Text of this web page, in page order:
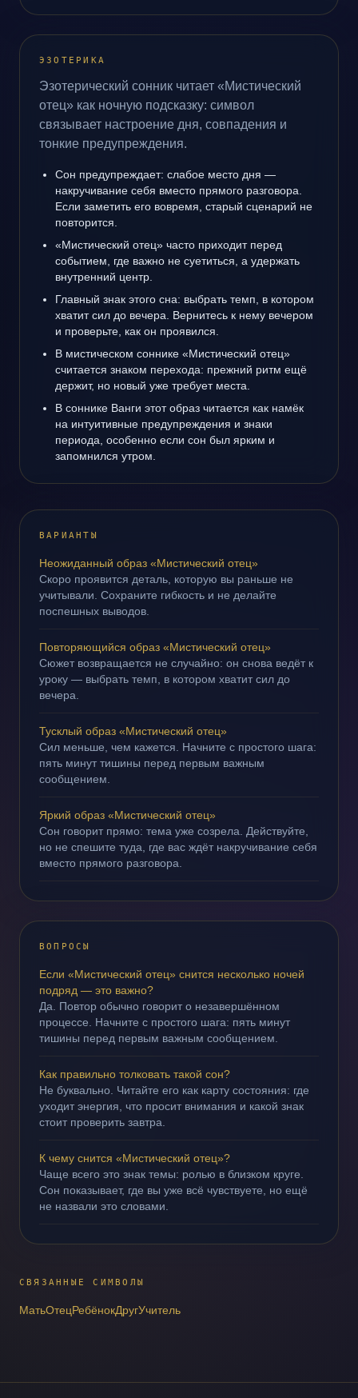
ЭЗОТЕРИКА
Эзотерический сонник читает «Мистический
отец» как ночную подсказку: символ
связывает настроение дня, совпадения и
тонкие предупреждения.
Сон предупреждает: слабое место дня —
накручивание себя вместо прямого разговора.
Если заметить его вовремя, старый сценарий не
повторится.
«Мистический отец» часто приходит перед
событием, где важно не суетиться, а удержать
внутренний центр.
Главный знак этого сна: выбрать темп, в котором
хватит сил до вечера. Вернитесь к нему вечером
и проверьте, как он проявился.
В мистическом соннике «Мистический отец»
считается знаком перехода: прежний ритм ещё
держит, но новый уже требует места.
В соннике Ванги этот образ читается как намёк
на интуитивные предупреждения и знаки
периода, особенно если сон был ярким и
запомнился утром.
ВАРИАНТЫ
Неожиданный образ «Мистический отец»
Скоро проявится деталь, которую вы раньше не
учитывали. Сохраните гибкость и не делайте
поспешных выводов.
Повторяющийся образ «Мистический отец»
Сюжет возвращается не случайно: он снова ведёт к
уроку — выбрать темп, в котором хватит сил до
вечера.
Тусклый образ «Мистический отец»
Сил меньше, чем кажется. Начните с простого шага:
пять минут тишины перед первым важным
сообщением.
Яркий образ «Мистический отец»
Сон говорит прямо: тема уже созрела. Действуйте,
но не спешите туда, где вас ждёт накручивание себя
вместо прямого разговора.
ВОПРОСЫ
Если «Мистический отец» снится несколько ночей
подряд — это важно?
Да. Повтор обычно говорит о незавершённом
процессе. Начните с простого шага: пять минут
тишины перед первым важным сообщением.
Как правильно толковать такой сон?
Не буквально. Читайте его как карту состояния: где
уходит энергия, что просит внимания и какой знак
стоит проверить завтра.
К чему снится «Мистический отец»?
Чаще всего это знак темы: ролью в близком круге.
Сон показывает, где вы уже всё чувствуете, но ещё
не назвали это словами.
СВЯЗАННЫЕ СИМВОЛЫ
МатьОтецРебёнокДругУчитель